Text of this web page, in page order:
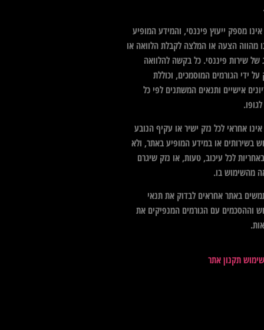
מספק ייעוץ פיננסי, והמידע המופיע
מהווה הצעה או המלצה לקבלת הלוואה או
של שירות פיננסי. כל בקשה להלוואה
על ידי הגורמים המוסמכים, וכוללת
אישיים ותנאים המשתנים לפי כל
אחראי לכל נזק ישיר או עקיף הנובע
בשירותים או במידע המופיע באתר, ולא
לכל עיכוב, טעות, או נזק שיגרם
מהשימוש בו.
באתר אחראים לבדוק את תנאי
וההסכמים עם הגורמים המנפיקים את
תקנון אתר